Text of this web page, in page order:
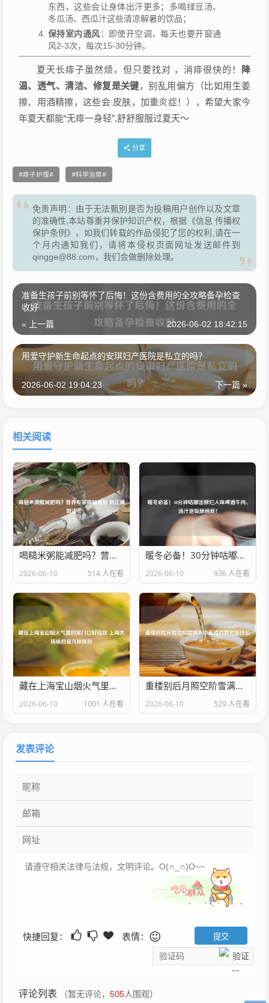
东西，这些会让身体出汗更多；多喝绿豆汤、
冬瓜汤、西瓜汁这些清凉解暑的饮品；
保持室内通风：即使开空调，每天也要开窗通
风2-3次，每次15-30分钟。
夏天长痱子虽然烦，但只要找对 ，消痱很快的！
降
温、透气、清洁、修复是关键，别乱用偏方（比如用生姜
擦、用酒精擦，这些会 皮肤，加重炎症！），希望大家今
年夏天都能“无痱一身轻”,舒舒服服过夏天～
分享
痱子护理 科学治痱
免责声明：由于无法甄别是否为投稿用户创作以及文章
的准确性,本站尊重并保护知识产权，根据《信息 传播权
保护条例》，如我们转载的作品侵犯了您的权利,请在一
个月内通知我们，请将本侵权页面网址发送邮件到
qingge@88.com，我们会做删除处理。
准备生孩子前别等怀了后悔！这份含费用的全攻略备孕检查
收好
« 上一篇 2026-06-02 18:42:15
用爱守护新生命起点的安琪妇产医院是私立的吗？
下一篇 »
2026-06-02 19:04:23
相关阅读
喝糙米粥能减肥吗？营养专家揭秘真相 附正确做法
2026-06-10 514 人在看
暖冬必备！30分钟咕嘟出酥烂入味啤酒牛肉，汤汁泡饭舔碗底！
2026-06-10 936 人在看
藏在上海宝山烟火气里的家门口好医院 上海大场医院是几级医院
2026-06-10 1001 人在看
重楼别后月照空阶雪满衣中重楼的别名是什么
2026-06-10 529 人在看
发表评论
快捷回复： 表情：
评论列表 （暂无评论， 505人围观）